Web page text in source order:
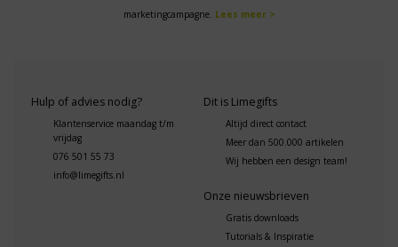
marketingcampagne. Lees meer >
Hulp of advies nodig?
Klantenservice maandag t/m
vrijdag
076 501 55 73
info@limegifts.nl
Dit is Limegifts
Altijd direct contact
Meer dan 500.000 artikelen
Wij hebben een design team!
Onze nieuwsbrieven
Gratis downloads
Tutorials & Inspiratie